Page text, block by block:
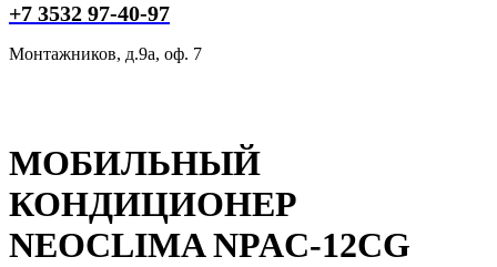
+7 3532 97-40-97
Монтажников, д.9а, оф. 7
МОБИЛЬНЫЙ
КОНДИЦИОНЕР
NEOCLIMA NPAC-12CG